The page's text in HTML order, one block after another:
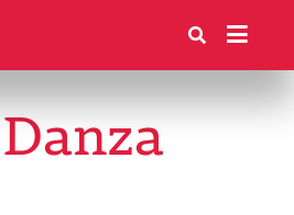
Danza